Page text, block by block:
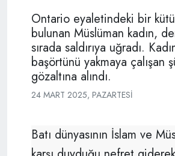
Ontario eyaletindeki bir
bulunan Müslüman kadın,
sırada saldırıya uğradı.
başörtünü yakmaya çalışan
gözaltına alındı.
24 MART 2025, PAZARTESI
Batı dünyasının İslam ve